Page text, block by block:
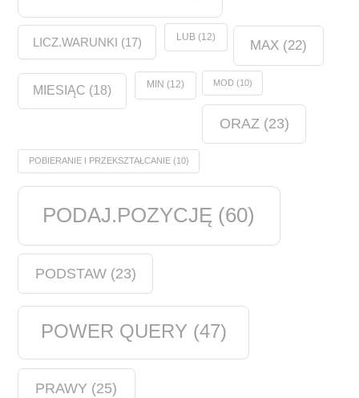
LICZ.WARUNKI (17) LUB(12)
MAX(22)
MIESIĄC (18) MIN (12) MOD(10)
ORAZ (23)
POBIERANIE I PRZEKSZTAŁCANIE(10)
PODAJ.POZYCJĘ (60)
PODSTAW(23)
POWER QUERY (47)
PRAWY (25)